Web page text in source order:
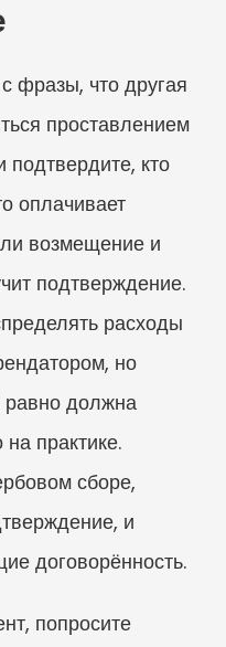
фразы, что другая
проставлением
подтвердите, кто
оплачивает
возмещение и
подтверждение.
расходы
но
равно должна
практике.
сборе,
и
договорённость.
попросите